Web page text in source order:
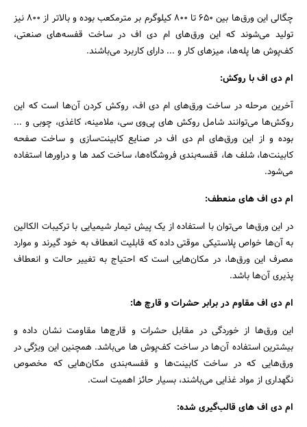
چگالی این ورق‌ها بین ۶۵۰ تا ۸۰۰ کیلوگرم بر مترمکعب بوده و بالاتر از ۸۰۰ نیز
تولید می‌شوند که این ورق‌های ام دی اف در ساخت قفسه‌های صنعتی،
کف‌پوش ها پله‌ها، میزهای کار و ... دارای کاربرد می‌باشند.
ام دی اف با روکش:
آخرین مرحله در ساخت ورق‌های ام دی اف، روکش کردن آن‌ها است که این
روکش‌ها می‌توانند شامل روکش‌ های پی‌وی سی، ملامینه، کاغذی، چوبی و ...
بوده و از این ورق‌های ام دی اف در صنایع کابینت‌سازی و ساخت صفحه
کابینت‌ها، شلف ها، قفسه‌بندی فروشگاه‌ها، ساخت کمد ها و دراورها استفاده
می‌شود.
ام دی اف های منعطف:
در این ورق‌ها می‌توان با استفاده از یک پیش تیمار شیمیایی با ترکیبات الکالین
به آن‌ها خواص پلاستیکی موقتی داده که قابلیت انعطاف‌ به خود گیرند و موارد
مصرف این ورق‌ها، در مکان‌هایی است که احتیاج به تغییر حالت و انعطاف‌
پذیری آن‌ها باشد.
ام دی اف مقاوم در برابر حشرات و قارچ ‌ها:
این ورق‌ها از خوردگی در مقابل حشرات و قارچ‌ها مقاومت نشان داده و
بیشترین استفاده آن‌ها در ساخت کف‌پوش ها می‌باشد. همچنین این ویژگی در
ورق‌هایی که در ساخت کابینت‌ها و قفسه‌بندی مکان‌هایی که مخصوص
نگهداری از مواد غذایی می‌باشند، بسیار حائز اهمیت است.
ام دی اف های قالب‌گیری شده: